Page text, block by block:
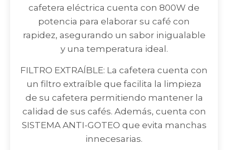
cafetera eléctrica cuenta con 800W de
potencia para elaborar su café con
rapidez, asegurando un sabor inigualable
y una temperatura ideal.
FILTRO EXTRAÍBLE: La cafetera cuenta con
un filtro extraíble que facilita la limpieza
de su cafetera permitiendo mantener la
calidad de sus cafés. Además, cuenta con
SISTEMA ANTI-GOTEO que evita manchas
innecesarias.